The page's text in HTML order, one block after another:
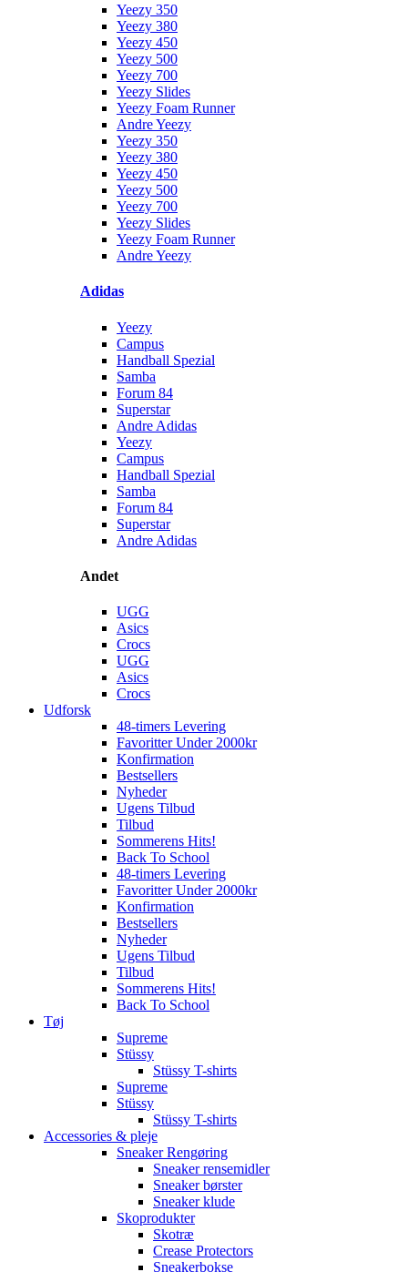
Yeezy 350
Yeezy 380
Yeezy 450
Yeezy 500
Yeezy 700
Yeezy Slides
Yeezy Foam Runner
Andre Yeezy
Yeezy 350
Yeezy 380
Yeezy 450
Yeezy 500
Yeezy 700
Yeezy Slides
Yeezy Foam Runner
Andre Yeezy
Adidas
Yeezy
Campus
Handball Spezial
Samba
Forum 84
Superstar
Andre Adidas
Yeezy
Campus
Handball Spezial
Samba
Forum 84
Superstar
Andre Adidas
Andet
UGG
Asics
Crocs
UGG
Asics
Crocs
Udforsk
48-timers Levering
Favoritter Under 2000kr
Konfirmation
Bestsellers
Nyheder
Ugens Tilbud
Tilbud
Sommerens Hits!
Back To School
48-timers Levering
Favoritter Under 2000kr
Konfirmation
Bestsellers
Nyheder
Ugens Tilbud
Tilbud
Sommerens Hits!
Back To School
Tøj
Supreme
Stüssy
Stüssy T-shirts
Supreme
Stüssy
Stüssy T-shirts
Accessories & pleje
Sneaker Rengøring
Sneaker rensemidler
Sneaker børster
Sneaker klude
Skoprodukter
Skotræ
Crease Protectors
Sneakerbokse